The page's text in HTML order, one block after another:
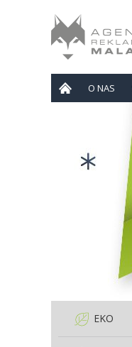
O NAS
EKO